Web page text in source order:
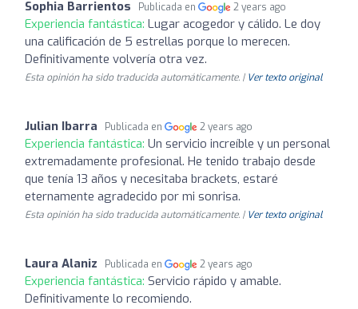
Sophia Barrientos Publicada en 2 years ago
Experiencia fantástica: Lugar acogedor y cálido. Le doy
una calificación de 5 estrellas porque lo merecen.
Definitivamente volvería otra vez.
Esta opinión ha sido traducida automáticamente. | Ver texto original
Julian Ibarra Publicada en 2 years ago
Experiencia fantástica: Un servicio increíble y un personal
extremadamente profesional. He tenido trabajo desde
que tenía 13 años y necesitaba brackets, estaré
eternamente agradecido por mi sonrisa.
Esta opinión ha sido traducida automáticamente. | Ver texto original
Laura Alaniz Publicada en 2 years ago
Experiencia fantástica: Servicio rápido y amable.
Definitivamente lo recomiendo.